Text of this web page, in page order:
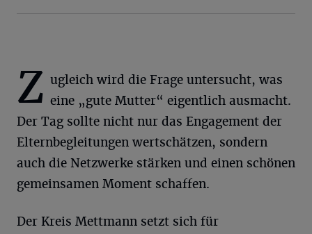
Z ugleich wird die Frage untersucht, was
eine „gute Mutter“ eigentlich ausmacht.
Der Tag sollte nicht nur das Engagement der
Elternbegleitungen wertschätzen, sondern
auch die Netzwerke stärken und einen schönen
gemeinsamen Moment schaffen.
Der Kreis Mettmann setzt sich für